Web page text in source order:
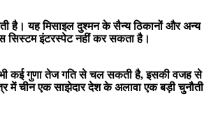
है। यह मिसाइल दुश्मन के सैन्य ठिकानों और अन्य
सिस्टम इंटरस्पेट नहीं कर सकता है।
भी कई गुणा तेज गति से चल सकती है, इसकी वजह से
में चीन एक साझेदार देश के अलावा एक बड़ी चुनौती